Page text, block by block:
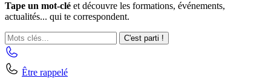
Tape un mot-clé et découvre les formations, événements,
actualités... qui te correspondent.
C'est parti !
Être rappelé